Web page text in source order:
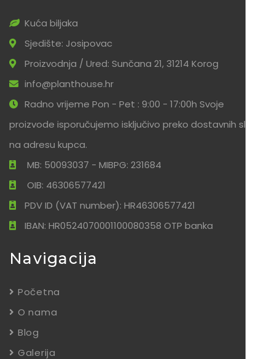
Kuća biljaka
Sjedište: Josipovac
Proizvodnja / Ured: Sunčana 21, 31214 Korog
info@planthouse.hr
Radno vrijeme Pon - Pet : 9:00 - 17:00h Svoje
proizvode isporučujemo isključivo preko dostavnih službi
na adresu kupca.
MB: 50093037 - MIBPG: 231684
OIB: 46306577421
PDV ID (VAT number): HR46306577421
IBAN: HR0524070001100080358 OTP banka
Navigacija
Početna
O nama
Blog
Galerija